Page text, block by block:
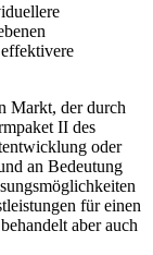
Markt, der durch
II des
oder
an Bedeutung
für einen
aber auch